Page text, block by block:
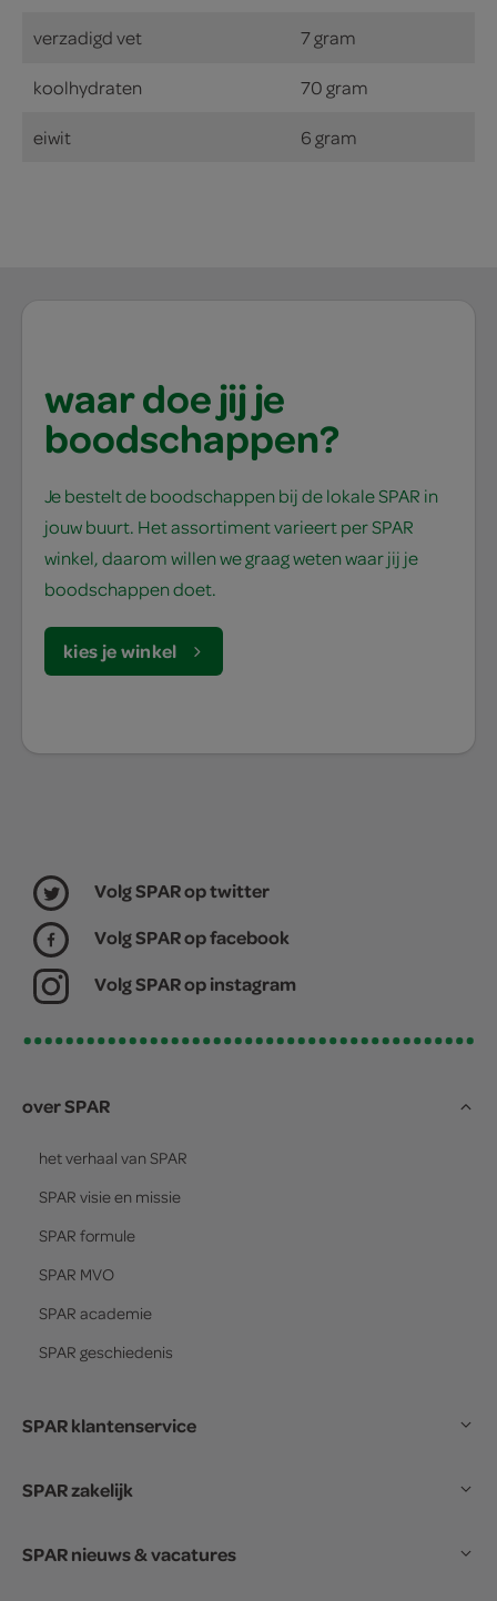
verzadigd vet 7 gram
koolhydraten 70 gram
eiwit 6 gram
waar doe jij je
boodschappen?
Je bestelt de boodschappen bij de lokale SPAR in
jouw buurt. Het assortiment varieert per SPAR
winkel, daarom willen we graag weten waar jij je
boodschappen doet.
kies je winkel
Volg SPAR op twitter
Volg SPAR op facebook
Volg SPAR op instagram
over SPAR
het verhaal van SPAR
SPAR visie en missie
SPAR formule
SPAR MVO
SPAR academie
SPAR geschiedenis
SPAR klantenservice
SPAR zakelijk
SPAR nieuws & vacatures